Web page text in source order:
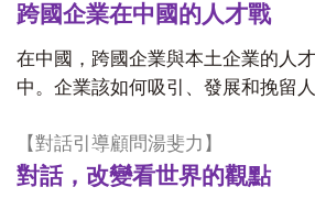
跨國企業在中國的人才戰
在中國，跨國企業與本土企業的人
中。企業該如何吸引、發展和挽留
【對話引導顧問湯斐力】
對話，改變看世界的觀點